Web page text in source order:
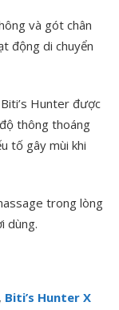
và gót chân
động di chuyển
Hunter được
thông thoáng
tố gây mùi khi
trong lòng
dùng.
Biti’s Hunter X